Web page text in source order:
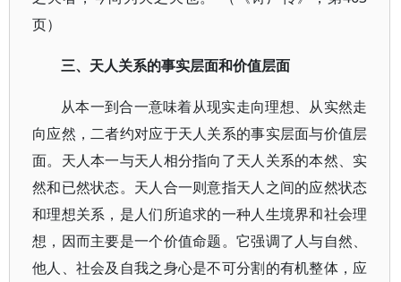
页）
三、天人关系的事实层面和价值层面
从本一到合一意味着从现实走向理想、从实然走
向应然，二者约对应于天人关系的事实层面与价值层
面。天人本一与天人相分指向了天人关系的本然、实
然和已然状态。天人合一则意指天人之间的应然状态
和理想关系，是人们所追求的一种人生境界和社会理
想，因而主要是一个价值命题。它强调了人与自然、
他人、社会及自我之身心是不可分割的有机整体，应